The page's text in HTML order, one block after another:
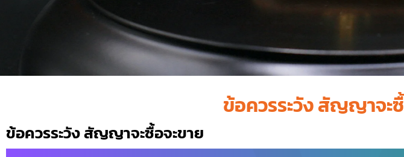
ข้อควรระวัง สัญญาจะ
ข้อควรระวัง สัญญาจะซื้อจะขาย